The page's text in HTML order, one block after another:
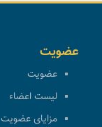
عضویت
عضویت
لیست اعضاء
مزایای عضویت